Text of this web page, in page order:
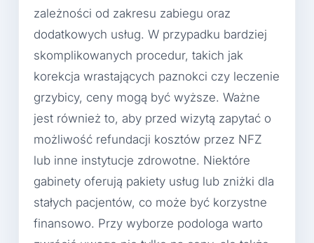
zależności od zakresu zabiegu oraz
dodatkowych usług. W przypadku bardziej
skomplikowanych procedur, takich jak
korekcja wrastających paznokci czy leczenie
grzybicy, ceny mogą być wyższe. Ważne
jest również to, aby przed wizytą zapytać o
możliwość refundacji kosztów przez NFZ
lub inne instytucje zdrowotne. Niektóre
gabinety oferują pakiety usług lub zniżki dla
stałych pacjentów, co może być korzystne
finansowo. Przy wyborze podologa warto